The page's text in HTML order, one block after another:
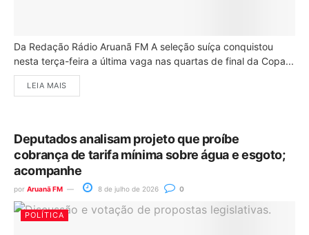
Da Redação Rádio Aruanã FM A seleção suíça conquistou
nesta terça-feira a última vaga nas quartas de final da Copa...
LEIA MAIS
Deputados analisam projeto que proíbe
cobrança de tarifa mínima sobre água e esgoto;
acompanhe
por Aruanã FM 8 de julho de 2026 0
POLÍTICA